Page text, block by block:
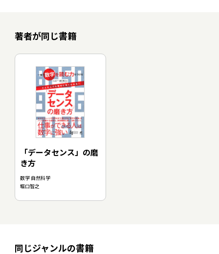
著者が同じ書籍
「データセンス」の磨
き方
数学 自然科学
堀口智之
同じジャンルの書籍